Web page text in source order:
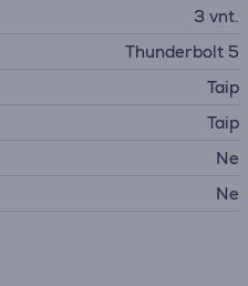
3 vnt.
Thunderbolt 5
Taip
Taip
Ne
Ne